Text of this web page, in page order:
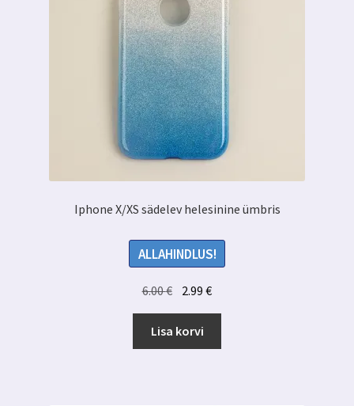
Iphone X/XS sädelev helesinine ümbris
ALLAHINDLUS!
6.00€ Algne
hind
oli:
6.00 €.
2.99€Praegune
hind
2.99 €.
Lisa korvi